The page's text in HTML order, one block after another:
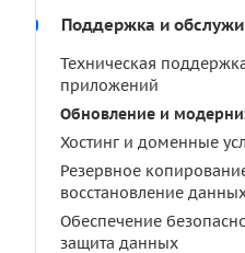
Поддержка и
Техническая
приложений
Обновление и
Хостинг и доменные
Резервное
восстановление
Обеспечение
защита данных